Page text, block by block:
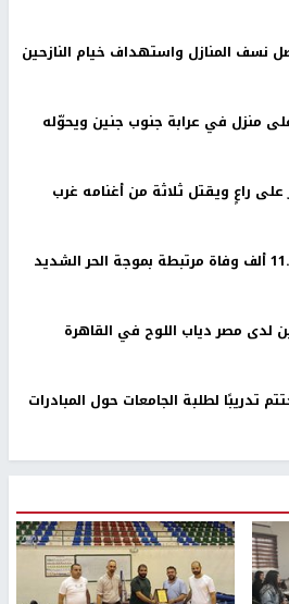
نسف المنازل واستهداف خيام النازحين
منزل في عرابة جنوب جنين ويحوّله
على راعٍ ويقتل ثلاثة من أغنامه غرب
لدى مصر دياب اللوح في القاهرة
تدريبًا لطلبة الجامعات حول المبادرات